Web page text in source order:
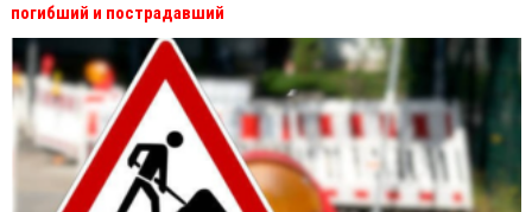
погибший и пострадавший